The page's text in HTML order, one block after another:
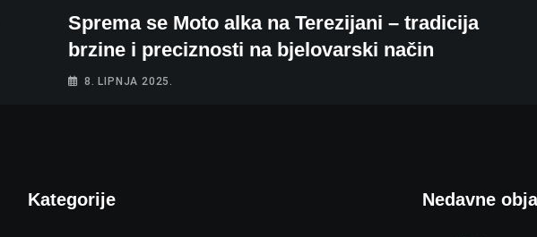
Sprema se Moto alka na Terezijani – tradicija
brzine i preciznosti na bjelovarski način
8. LIPNJA 2025.
Kategorije Nedavne